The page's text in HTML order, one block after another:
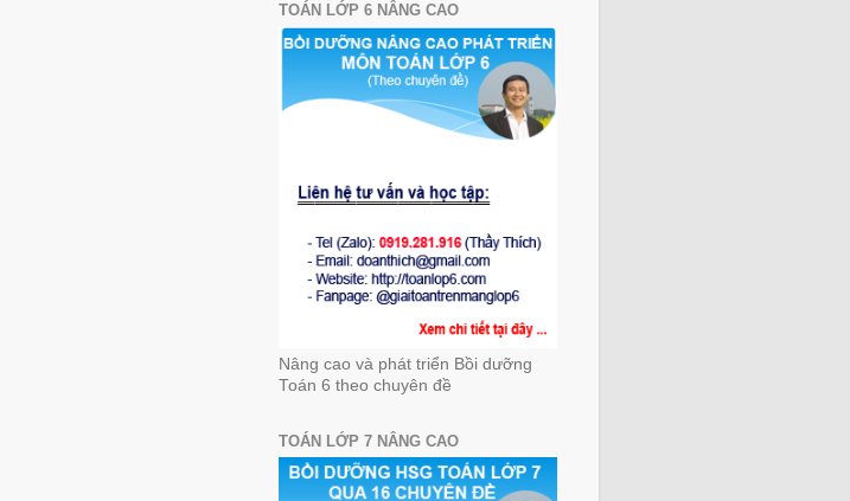
TOÁN LỚP 6 NÂNG CAO
Nâng cao và phát triển Bồi dưỡng
Toán 6 theo chuyên đề
TOÁN LỚP 7 NÂNG CAO